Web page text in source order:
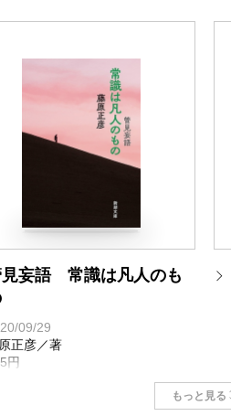
妄語 常識は凡人のも
09/29
正彦／著
円
もっと見る